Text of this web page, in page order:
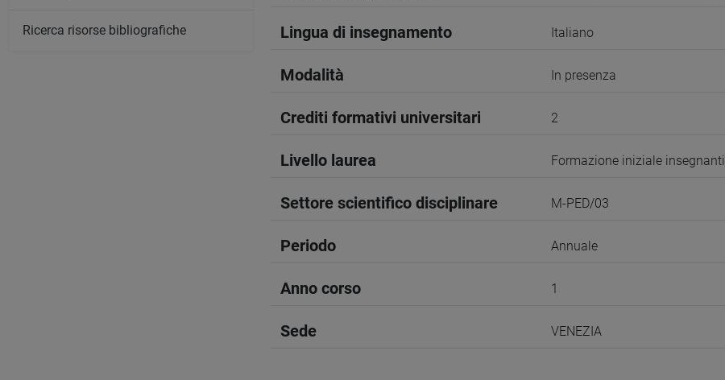
Lingua di insegnamento Italiano
Modalità In presenza
Crediti formativi universitari 2
Livello laurea Formazione iniziale insegnanti
Settore scientifico disciplinare M-PED/03
Periodo Annuale
Anno corso 1
Sede VENEZIA
Ricerca risorse bibliografiche